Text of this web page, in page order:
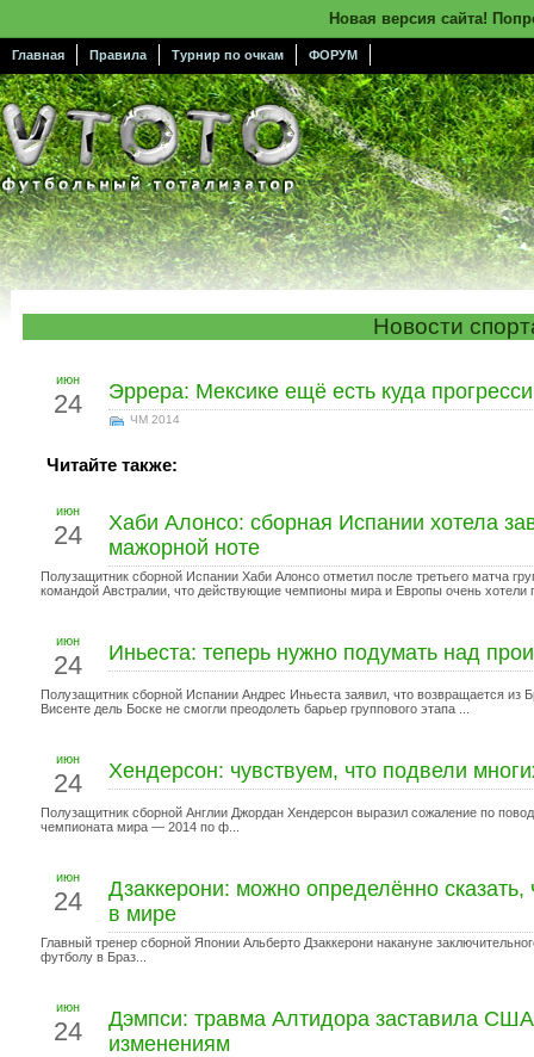
Новая версия сайта!
Главная Правила Турнир по очкам ФОРУМ
Новости
июн
24 Эррера: Мексике ещё есть куда
ЧМ 2014
Читайте также:
июн
24
Хаби Алонсо: сборная Испании хотела
мажорной ноте
Полузащитник сборной Испании Хаби Алонсо отметил после третьего матча
командой Австралии, что действующие чемпионы мира и Европы очень хотели
июн
24 Иньеста: теперь нужно подумать над
Полузащитник сборной Испании Андрес Иньеста заявил, что возвращается
Висенте дель Боске не смогли преодолеть барьер группового этапа ...
июн
24 Хендерсон: чувствуем, что подвели
Полузащитник сборной Англии Джордан Хендерсон выразил сожаление по
чемпионата мира — 2014 по ф...
июн
24
Дзаккерони: можно определённо
в мире
Главный тренер сборной Японии Альберто Дзаккерони накануне
футболу в Браз...
июн
24
Дэмпси: травма Алтидора заставила США
изменениям